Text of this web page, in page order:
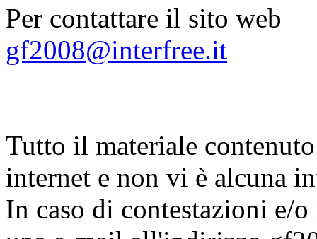
Per contattare il sito web
gf2008@interfree.it
Tutto il materiale
internet e non vi è alcuna
In caso di contestazioni e/